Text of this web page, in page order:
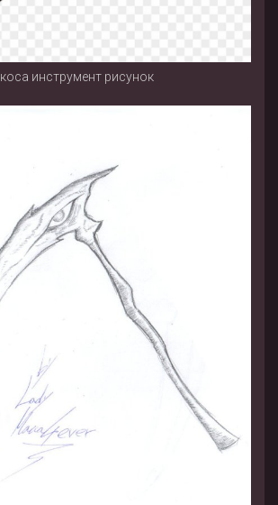
коса инструмент рисунок